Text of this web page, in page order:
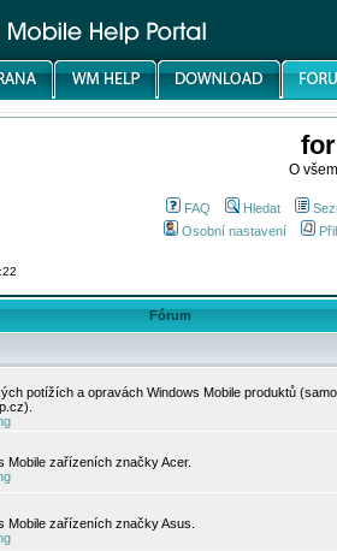
O
FAQ Hledat
Osobní nastavení
Fórum
potížích a opravách Windows Mobile produktů
Mobile zařízeních značky Acer.
Mobile zařízeních značky Asus.